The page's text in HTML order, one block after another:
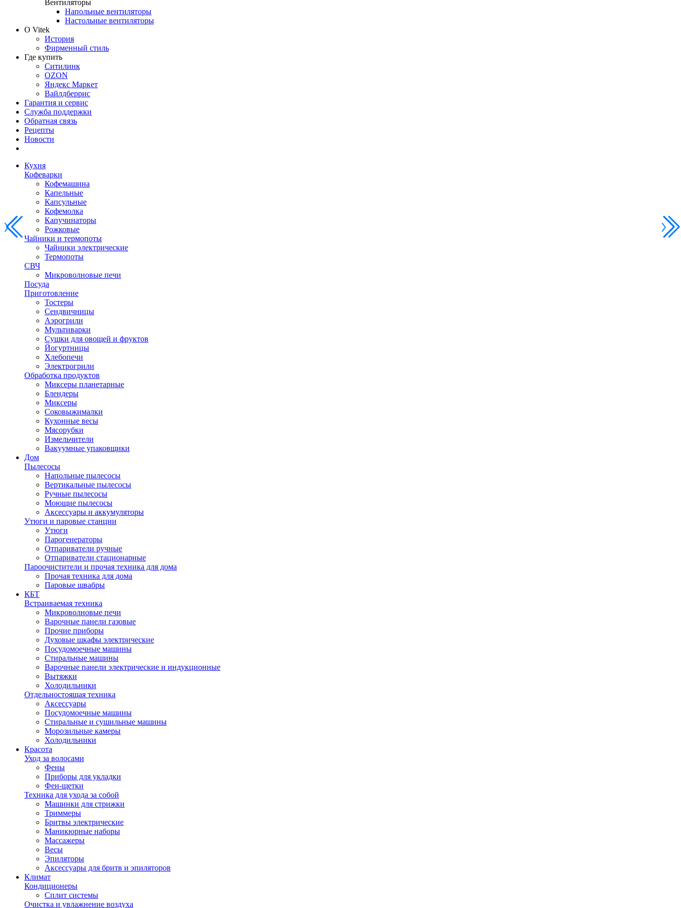
Вентиляторы
Напольные вентиляторы
Настольные вентиляторы
О Vitek
История
Фирменный стиль
Где купить
Ситилинк
OZON
Яндекс Маркет
Вайлдберрис
Гарантия и сервис
Служба поддержки
Обратная связь
Рецепты
Новости
Кухня
Кофеварки
Кофемашина
Капельные
Капсульные
Кофемолка
Капучинаторы
Рожковые
Чайники и термопоты
Чайники электрические
Термопоты
СВЧ
Микроволновые печи
Посуда
Приготовление
Тостеры
Сендвичницы
Аэрогрили
Мультиварки
Сушки для овощей и фруктов
Йогуртницы
Хлебопечи
Электрогрили
Обработка продуктов
Миксеры планетарные
Блендеры
Миксеры
Соковыжималки
Кухонные весы
Мясорубки
Измельчители
Вакуумные упаковщики
Дом
Пылесосы
Напольные пылесосы
Вертикальные пылесосы
Ручные пылесосы
Моющие пылесосы
Аксессуары и аккумуляторы
Утюги и паровые станции
Утюги
Парогенераторы
Отпариватели ручные
Отпариватели стационарные
Пароочистители и прочая техника для дома
Прочая техника для дома
Паровые швабры
КБТ
Встраиваемая техника
Микроволновые печи
Варочные панели газовые
Прочие приборы
Духовые шкафы электрические
Посудомоечные машины
Стиральные машины
Варочные панели электрические и индукционные
Вытяжки
Холодильники
Отдельностоящая техника
Аксессуары
Посудомоечные машины
Стиральные и сушильные машины
Морозильные камеры
Холодильники
Красота
Уход за волосами
Фены
Приборы для укладки
Фен-щетки
Техника для ухода за собой
Машинки для стрижки
Триммеры
Бритвы электрические
Маникюрные наборы
Массажеры
Весы
Эпиляторы
Аксессуары для бритв и эпиляторов
Климат
Кондиционеры
Сплит системы
Очистка и увлажнение воздуха